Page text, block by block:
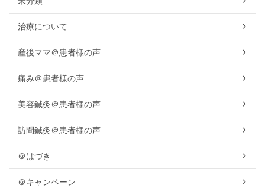
治療について
産後ママ＠患者様の声
痛み＠患者様の声
美容鍼灸＠患者様の声
訪問鍼灸＠患者様の声
＠はづき
＠キャンペーン